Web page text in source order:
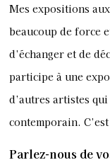
Mes expositions
beaucoup de force
d’échanger et de
participe à une
d’autres artistes
contemporain.
Parlez-nous de